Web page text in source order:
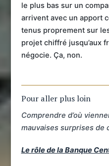
le plus bas sur un
arrivent avec un apport
tenus proprement sur
projet chiffré jusqu’aux
négocie. Ça, non.
Pour aller plus loin
Comprendre d’où
mauvaises surprises de
Le rôle de la Banque